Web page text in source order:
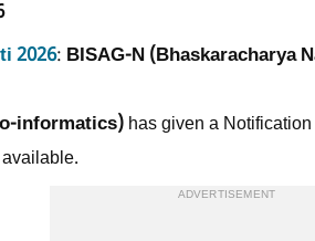
2026: BISAG-N (Bhaskaracharya
informatics) has given a Notification
ADVERTISEMENT